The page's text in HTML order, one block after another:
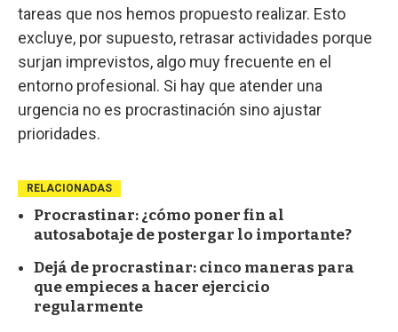
tareas que nos hemos propuesto realizar. Esto
excluye, por supuesto, retrasar actividades porque
surjan imprevistos, algo muy frecuente en el
entorno profesional. Si hay que atender una
urgencia no es procrastinación sino ajustar
prioridades.
RELACIONADAS
Procrastinar: ¿cómo poner fin al
autosabotaje de postergar lo importante?
Dejá de procrastinar: cinco maneras para
que empieces a hacer ejercicio
regularmente